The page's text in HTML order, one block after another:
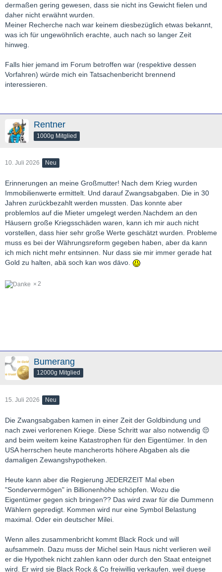
dermaßen gering gewesen, dass sie nicht ins Gewicht fielen und
daher nicht erwähnt wurden.
Meiner Recherche nach war keinem diesbezüglich etwas bekannt,
was ich für ungewöhnlich erachte, auch nach so langer Zeit
hinweg.
Falls hier jemand im Forum betroffen war (respektive dessen
Vorfahren) würde mich ein Tatsachenbericht brennend
interessieren.
Rentner
1000g Mitglied
10. Juli 2026 Neu
Erinnerungen an meine Großmutter! Nach dem Krieg wurden
Immobilienwerte ermittelt. Und darauf Zwangsabgaben. Die in 30
Jahren zurückbezahlt werden mussten. Das konnte aber
problemlos auf die Mieter umgelegt werden.Nachdem an den
Häusern große Kriegsschäden waren, kann ich mir auch nicht
vorstellen, dass hier sehr große Werte geschätzt wurden. Probleme
muss es bei der Währungsreform gegeben haben, aber da kann
ich mich nicht mehr entsinnen. Nur dass sie mir immer gerade hat
Gold zu halten, abä soch kan wos dävo.
2
Bumerang
12000g Mitglied
15. Juli 2026 Neu
Die Zwangsabgaben kamen in einer Zeit der Goldbindung und
nach zwei verlorenen Kriege. Diese Schritt war also notwendig 😔
and beim weitem keine Katastrophen für den Eigentümer. In den
USA herrschen heute mancherorts höhere Abgaben als die
damaligen Zewangshypotheken.
Heute kann aber die Regierung JEDERZEIT Mal eben
"Sondervermögen" in Billionenhöhe schöpfen. Wozu die
Eigentümer gegen sich bringen?? Das wird zwar für die Dummenn
Wählern gepredigt. Kommen wird nur eine Symbol Belastung
maximal. Oder ein deutscher Milei.
Wenn alles zusammenbricht kommt Black Rock und will
aufsammeln. Dazu muss der Michel sein Haus nicht verlieren weil
er die Hypothek nicht zahlen kann oder durch den Staat enteignet
wird. Er wird sie Black Rock & Co freiwillig verkaufen, weil duese